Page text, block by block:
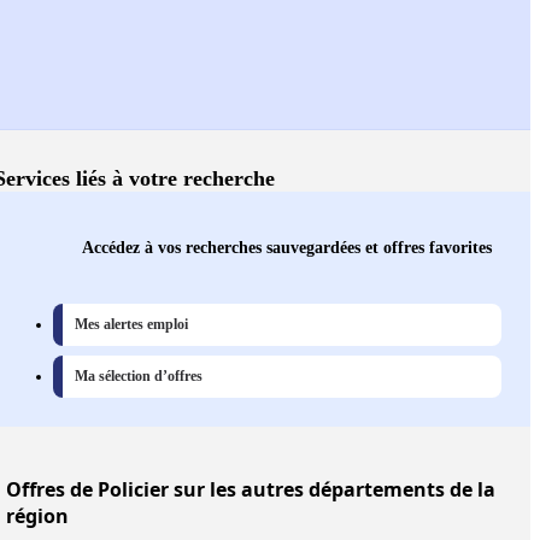
liés à votre recherche
Accédez à vos recherches sauvegardées et offres favorites
Mes alertes emploi
Ma sélection d’offres
Offresde Policier sur les autres départements de la
région